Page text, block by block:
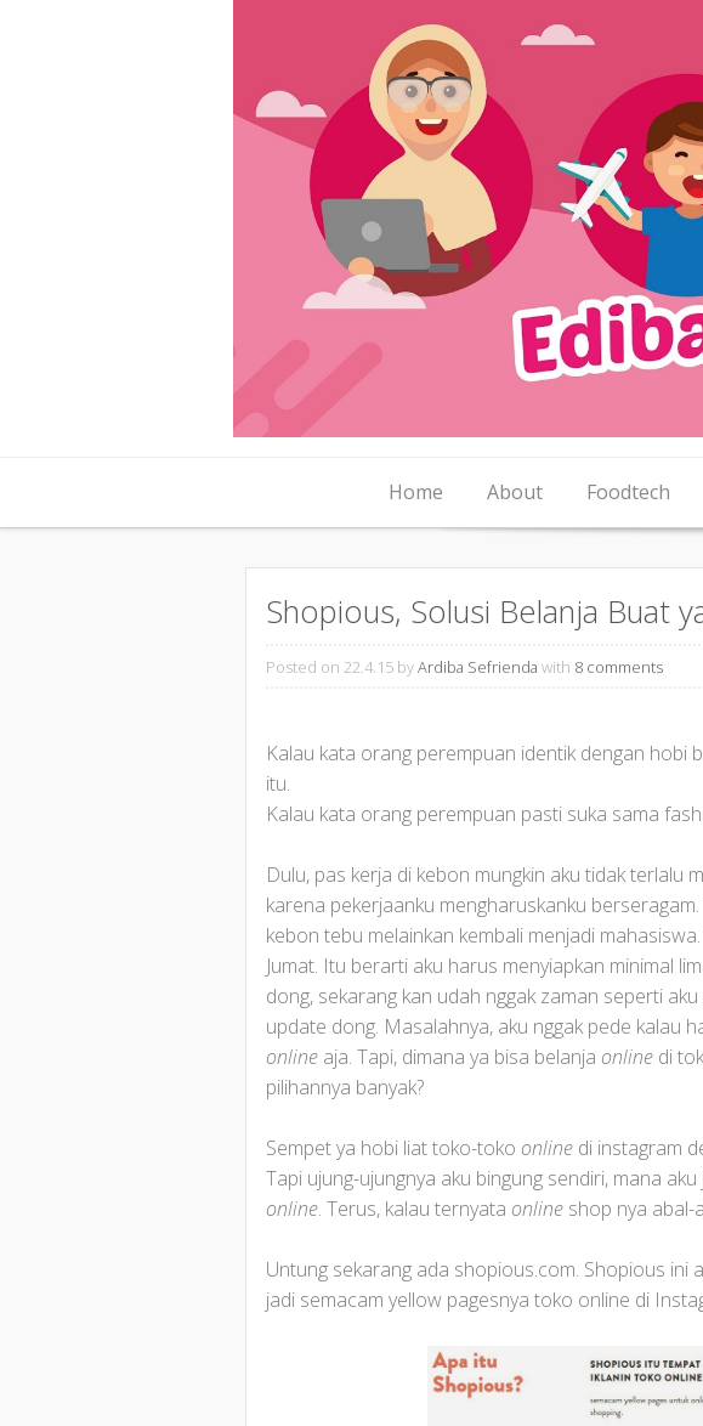
Home About Foodtech
Shopious, Solusi Belanja Buat
Posted on 22.4.15 byArdiba Sefrienda with 8 comments
Kalau kata orang perempuan identik dengan hobi
itu.
Kalau kata orang perempuan pasti suka sama
Dulu, pas kerja di kebon mungkin aku tidak terlalu
karena pekerjaanku mengharuskanku
kebon tebu melainkan kembali menjadi
Jumat. Itu berarti aku harus menyiapkan minimal
dong, sekarang kan udah nggak zaman seperti
update dong. Masalahnya, aku nggak pede kalau
online aja. Tapi, dimana ya bisa belanja online di
pilihannya banyak?
Sempet ya hobi liat toko-toko online di instagram
Tapi ujung-ujungnya aku bingung sendiri, mana
online. Terus, kalau ternyata online shop nya abal-
Untung sekarang ada shopious.com. Shopious
jadi semacam yellow pagesnya toko online di